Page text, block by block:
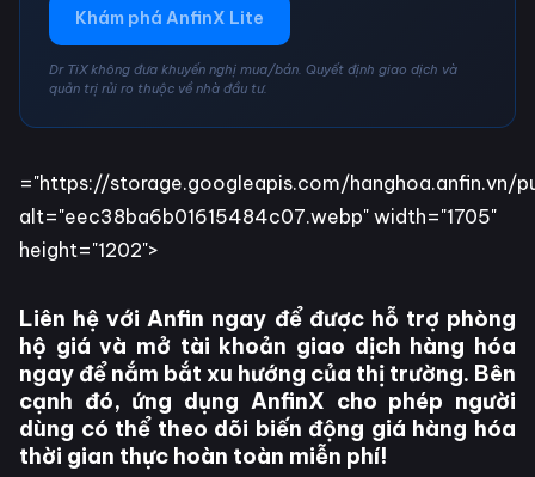
Khám phá AnfinX Lite
Dr TiX không đưa khuyến nghị mua/bán. Quyết định giao dịch và
quản trị rủi ro thuộc về nhà đầu tư.
="https://storage.googleapis.com/
alt="eec38ba6b01615484c07.webp" width="1705"
height="1202">
Liên hệ với Anfin ngay để được hỗ trợ phòng
hộ giá và mở tài khoản giao dịch hàng hóa
ngay để nắm bắt xu hướng của thị trường. Bên
cạnh đó, ứng dụng AnfinX cho phép người
dùng có thể theo dõi biến động giá hàng hóa
thời gian thực hoàn toàn miễn phí!